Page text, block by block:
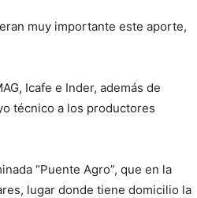
muy importante este aporte,
Icafe e Inder, además de
técnico a los productores
“Puente Agro”, que en la
lugar donde tiene domicilio la